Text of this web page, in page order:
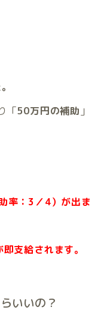
「50万円の補助 」
率：3／4）が出ま
支給されます。
いいの？